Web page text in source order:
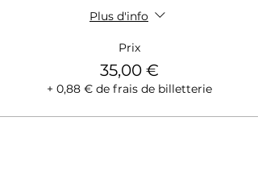
Plus d'info
Prix
35,00 €
+ 0,88 € de frais de billetterie